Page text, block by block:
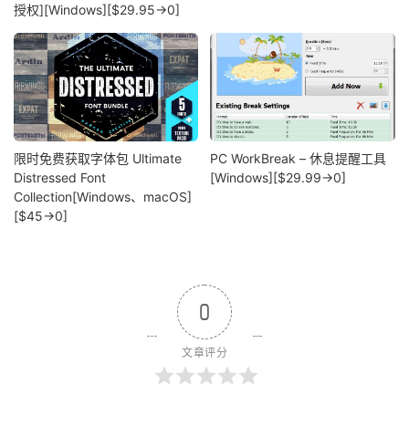
授权][Windows][$29.95→0]
限时免费获取字体包 Ultimate
Distressed Font
Collection[Windows、macOS]
[$45→0]
PC WorkBreak – 休息提醒工具
[Windows][$29.99→0]
0
文章评分